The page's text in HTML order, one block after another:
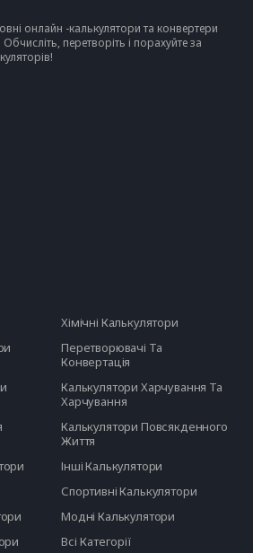
онлайн -калькулятори та конвертери
перетворіть і порахуйте за
Хімічні Калькулятори
Перетворювачі Та
Конвертація
Калькулятори Харчування Та
Харчування
Калькулятори Повсякденного
Життя
Інші Калькулятори
Спортивні Калькулятори
Модні Калькулятори
Всі Категорії